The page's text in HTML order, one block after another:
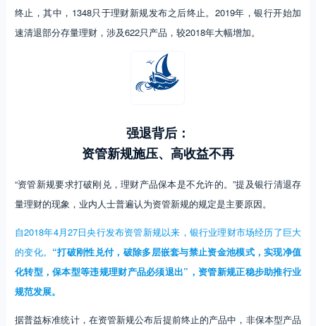
终止，其中，1348只于理财新规发布之后终止。2019年，银行开始加
速清退部分存量理财，涉及622只产品，较2018年大幅增加。
强退背后：
资管新规施压、高收益不再
“资管新规要求打破刚兑，理财产品保本是不允许的。”提及银行清退存
量理财的现象，业内人士普遍认为资管新规的规定是主要原因。
自2018年4月27日央行发布资管新规以来，银行业理财市场经历了巨大
的变化。 “打破刚性兑付，破除多层嵌套与禁止资金池模式，实现净值
化转型，保本型等违规理财产品必须退出”，资管新规正稳步助推行业
规范发展。
据普益标准统计，在资管新规公布后提前终止的产品中，非保本型产品